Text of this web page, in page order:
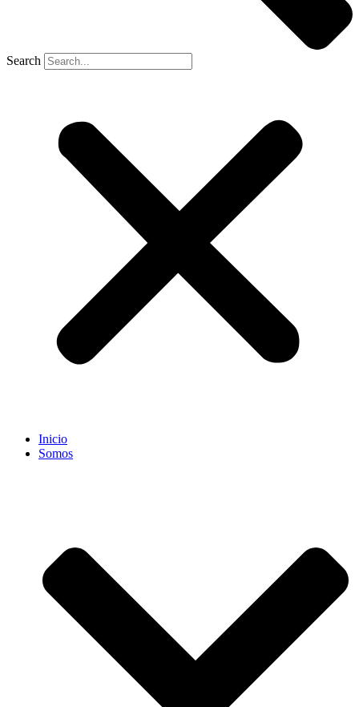
Search
Inicio
Somos